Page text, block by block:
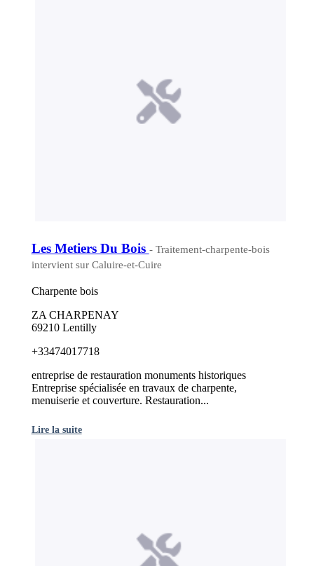
Les Metiers Du Bois - Traitement-charpente-bois
intervient sur Caluire-et-Cuire
Charpente bois
ZA CHARPENAY
69210 Lentilly
+33474017718
entreprise de restauration monuments historiques
Entreprise spécialisée en travaux de charpente,
menuiserie et couverture. Restauration...
Lire la suite